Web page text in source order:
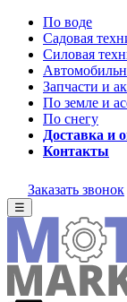
По воде
Садовая
Силовая
Запчасти и
По земле и
По снегу
Доставка и
Контакты
Заказать звонок
☰